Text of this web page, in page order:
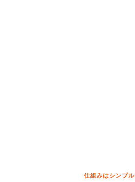
仕組みはシンプル